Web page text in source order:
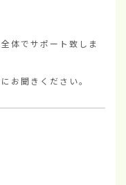
体でサポート致しま
お聞きください。